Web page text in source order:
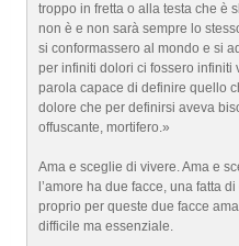
troppo in fretta o alla testa che è
non è e non sarà sempre lo
si conformassero al mondo e si
per infiniti dolori ci fossero infiniti
parola capace di definire quello
dolore che per definirsi aveva
offuscante, mortifero.»
Ama e sceglie di vivere. Ama e
l’amore ha due facce, una fatta
proprio per queste due facce
difficile ma essenziale.